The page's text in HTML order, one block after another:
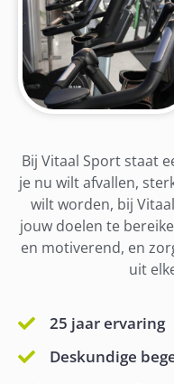
Bij Vitaal Sport staat
je nu wilt afvallen,
wilt worden, bij
jouw doelen te
en motiverend, en
uit
25 jaar ervaring
Deskundige